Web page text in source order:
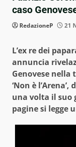
caso
RedazioneP 21
L’ex re dei
annuncia
Genovese nella
‘Non è
una volta il suo
pagine si legge